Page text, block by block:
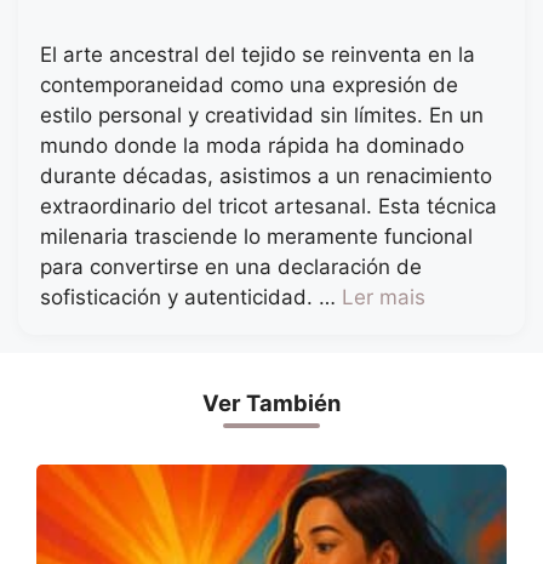
El arte ancestral del tejido se reinventa en la
contemporaneidad como una expresión de
estilo personal y creatividad sin límites. En un
mundo donde la moda rápida ha dominado
durante décadas, asistimos a un renacimiento
extraordinario del tricot artesanal. Esta técnica
milenaria trasciende lo meramente funcional
para convertirse en una declaración de
sofisticación y autenticidad. … Ler mais
Ver También